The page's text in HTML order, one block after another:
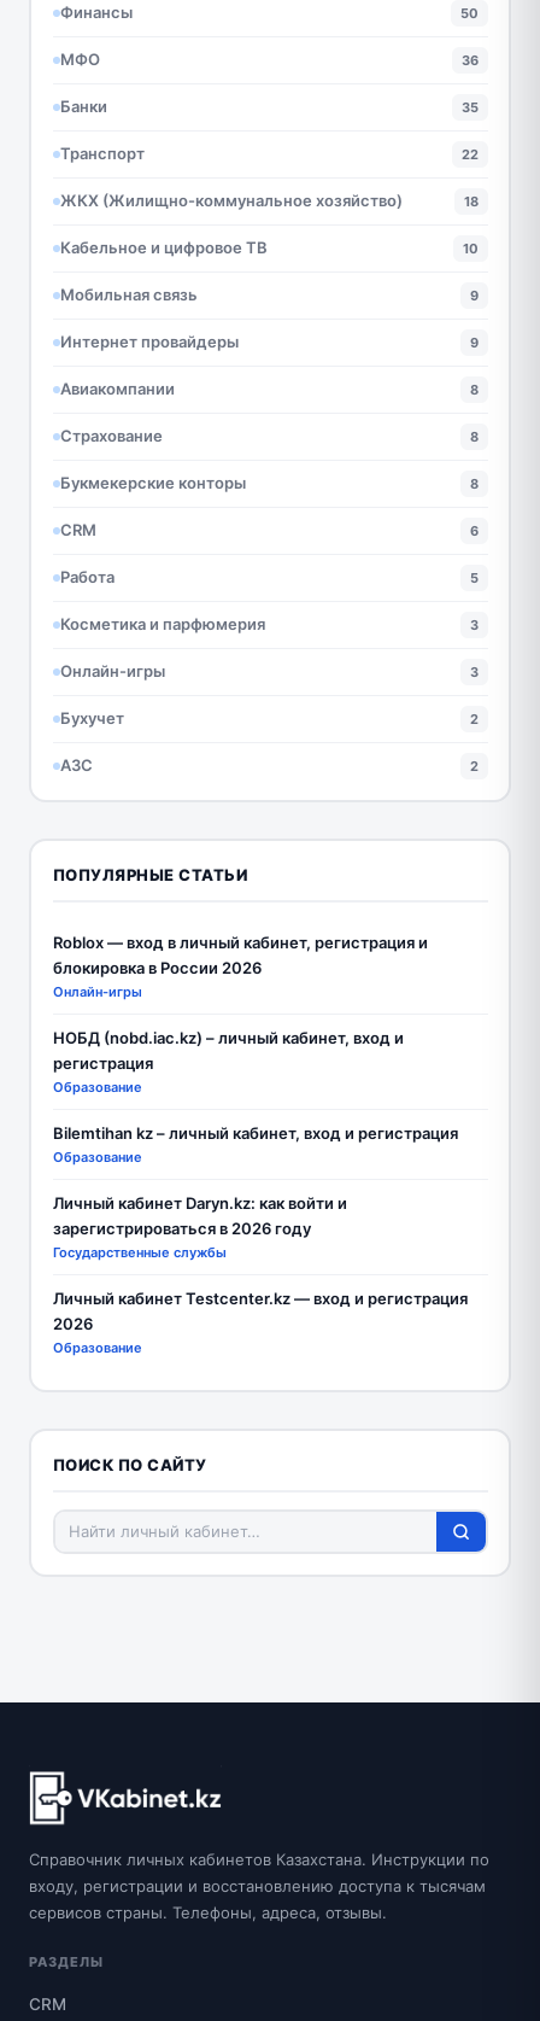
Финансы 50
МФО 36
Банки 35
Транспорт 22
ЖКХ (Жилищно-коммунальное хозяйство) 18
Кабельное и цифровое ТВ 10
Мобильная связь 9
Интернет провайдеры 9
Авиакомпании 8
Страхование 8
Букмекерские конторы 8
CRM 6
Работа 5
Косметика и парфюмерия 3
Онлайн-игры 3
Бухучет 2
АЗС 2
ПОПУЛЯРНЫЕ СТАТЬИ
Roblox — вход в личный кабинет, регистрация и
блокировка в России 2026
Онлайн-игры
НОБД (nobd.iac.kz) – личный кабинет, вход и
регистрация
Образование
Bilemtihan kz – личный кабинет, вход и регистрация
Образование
Личный кабинет Daryn.kz: как войти и
зарегистрироваться в 2026 году
Государственные службы
Личный кабинет Testcenter.kz — вход и регистрация
2026
Образование
ПОИСК ПО САЙТУ
Справочник личных кабинетов Казахстана. Инструкции по
входу, регистрации и восстановлению доступа к тысячам
сервисов страны. Телефоны, адреса, отзывы.
РАЗДЕЛЫ
CRM